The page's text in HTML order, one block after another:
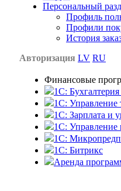
Персональный
Профиль
Профили
История
Авторизация LV RU
Финансовые
1С: Бухгалтерия
1C: Управление
1C: Зарплата и
1C: Управление
1С:
1C: Битрикс
Аренда